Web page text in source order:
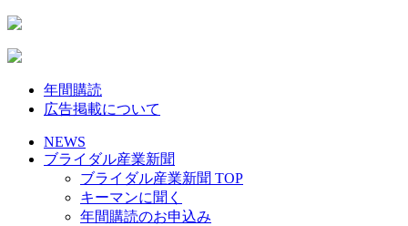
年間購読
広告掲載について
NEWS
ブライダル産業新聞
ブライダル産業新聞 TOP
キーマンに聞く
年間購読のお申込み